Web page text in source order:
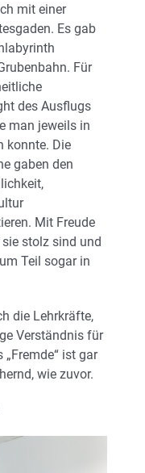
mit einer
Es gab
Für
des Ausflugs
man jeweils in
konnte. Die
gaben den
Mit Freude
stolz sind und
Teil sogar in
die Lehrkräfte,
Verständnis für
ist gar
wie zuvor.